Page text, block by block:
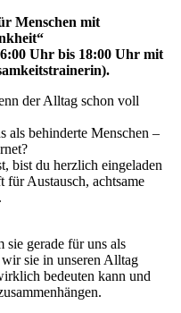
Menschen mit
Uhr bis 18:00 Uhr mit
der Alltag schon voll
als behinderte Menschen –
bist du herzlich eingeladen
für Austausch, achtsame
gerade für uns als
sie in unseren Alltag
bedeuten kann und